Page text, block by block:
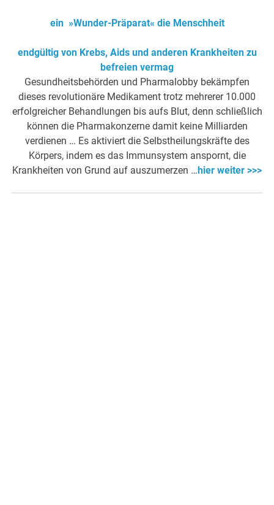
ein »Wunder-Präparat« die Menschheit
endgültig von Krebs, Aids und anderen Krankheiten zu
befreien vermag
Gesundheitsbehörden und Pharmalobby bekämpfen
dieses revolutionäre Medikament trotz mehrerer 10.000
erfolgreicher Behandlungen bis aufs Blut, denn schließlich
können die Pharmakonzerne damit keine Milliarden
verdienen … Es aktiviert die Selbstheilungskräfte des
Körpers, indem es das Immunsystem anspornt, die
Krankheiten von Grund auf auszumerzen … hier weiter >>>